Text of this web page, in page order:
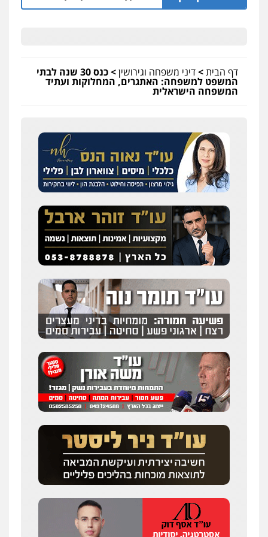
דף הבית>דיני משפחה וגירושין> כנס 30 שנה לבתי
המשפט למשפחה: האתגרים, המחלוקות ועתיד
המשפחה הישראלית